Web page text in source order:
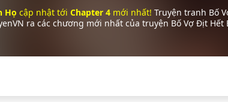
Họ cập nhật tới Chapter 4mới nhất! Truyện tranh Bố
ra các chương mới nhất của truyện Bố Vợ Địt Hết